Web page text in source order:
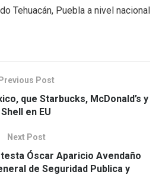
Tehuacán, Puebla a nivel nacional
Previous Post
que Starbucks, McDonald’s y
Shell en EU
Next Post
Óscar Aparicio Avendaño
de Seguridad Publica y